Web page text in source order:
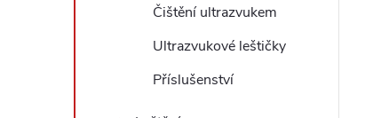
Čištění ultrazvukem
Ultrazvukové leštičky
Příslušenství